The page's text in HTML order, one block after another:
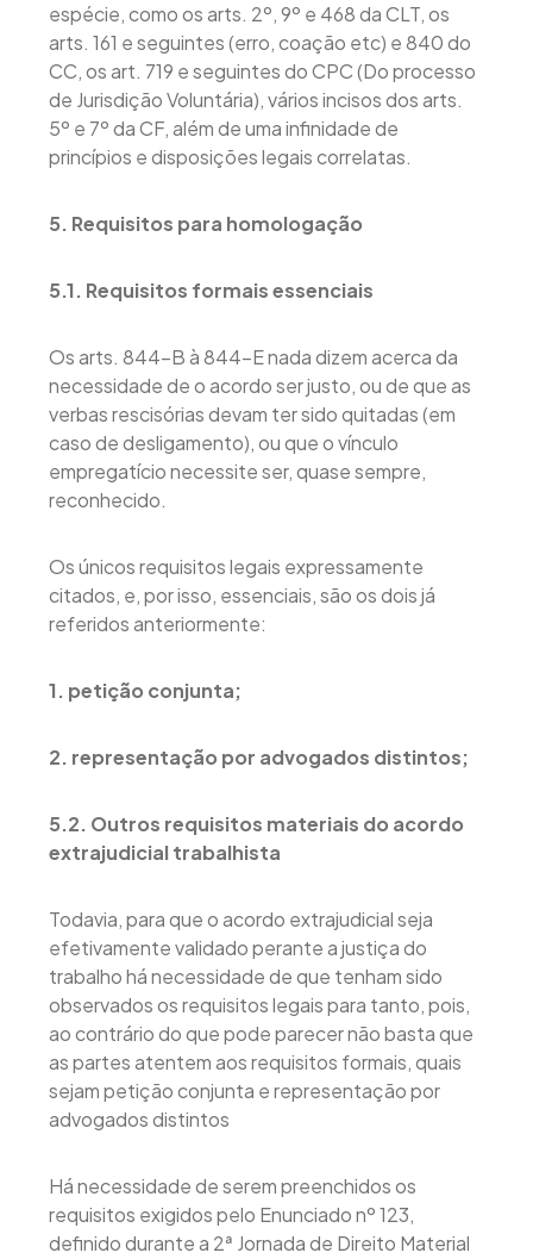
espécie, como os arts. 2º, 9º e 468 da CLT, os
arts. 161 e seguintes (erro, coação etc) e 840 do
CC, os art. 719 e seguintes do CPC (Do processo
de Jurisdição Voluntária), vários incisos dos arts.
5º e 7º da CF, além de uma infinidade de
princípios e disposições legais correlatas.
5. Requisitos para homologação
5.1. Requisitos formais essenciais
Os arts. 844-B à 844-E nada dizem acerca da
necessidade de o acordo ser justo, ou de que as
verbas rescisórias devam ter sido quitadas (em
caso de desligamento), ou que o vínculo
empregatício necessite ser, quase sempre,
reconhecido.
Os únicos requisitos legais expressamente
citados, e, por isso, essenciais, são os dois já
referidos anteriormente:
1. petição conjunta;
2. representação por advogados distintos;
5.2. Outros requisitos materiais do acordo
extrajudicial trabalhista
Todavia, para que o acordo extrajudicial seja
efetivamente validado perante a justiça do
trabalho há necessidade de que tenham sido
observados os requisitos legais para tanto, pois,
ao contrário do que pode parecer não basta que
as partes atentem aos requisitos formais, quais
sejam petição conjunta e representação por
advogados distintos
Há necessidade de serem preenchidos os
requisitos exigidos pelo Enunciado nº 123,
definido durante a 2ª Jornada de Direito Material